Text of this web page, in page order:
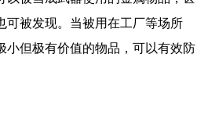
可被发现。当被用在工厂等场所
小但极有价值的物品，可以有效防